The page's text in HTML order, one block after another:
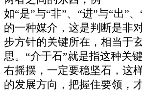
如“是”与“非”、“进”与“出”
的一种媒介，这是判断是非
步方针的关键所在，相当于
思。“介于石”就是指这种关
右摇摆，一定要稳坚石，这
的发展方向，把握住要领，